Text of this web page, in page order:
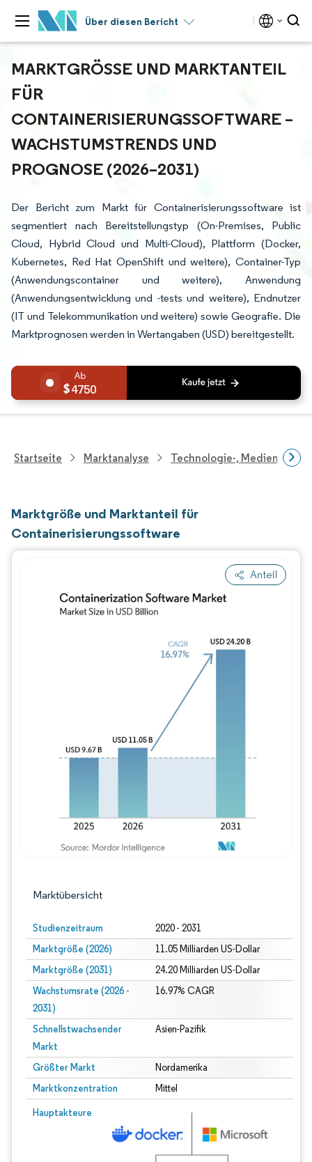
Über diesen Bericht
MARKTGRÖSSE UND MARKTANTEIL F
ÜR C
ONTAINERISIERUNGSSOFTWARE – W
ACHSTUMSTRENDS UND P
ROGNOSE (2026–2031)
Der Bericht zum Markt für Containerisierungssoftware ist
segmentiert nach Bereitstellungstyp (On-Premises, Public
Cloud, Hybrid Cloud und Multi-Cloud), Plattform (Docker,
Kubernetes, Red Hat OpenShift und weitere), Container-Typ
(Anwendungscontainer und weitere), Anwendung
(Anwendungsentwicklung und -tests und weitere), Endnutzer
(IT und Telekommunikation und weitere) sowie Geografie. Die
Marktprognosen werden in Wertangaben (USD) bereitgestellt.
4750
Startseite Marktanalyse Technologie-, Medien- Und
Marktgröße und Marktanteil für
Containerisierungssoftware
Anteil
Marktübersicht
Studienzeitraum 2020 - 2031
Marktgröße (2026) 11.05 Milliarden US-Dollar
Marktgröße (2031) 24.20 Milliarden US-Dollar
Wachstumsrate (2026 -
2031)
16.97% CAGR
Schnellstwachsender
Markt
Asien-Pazifik
Größter Markt Nordamerika
Marktkonzentration Mittel
Hauptakteure
Bild © Mordor Intelligence. Wiederverwendung erfordert Namensnennung
Bild © Mordor Intelligence.